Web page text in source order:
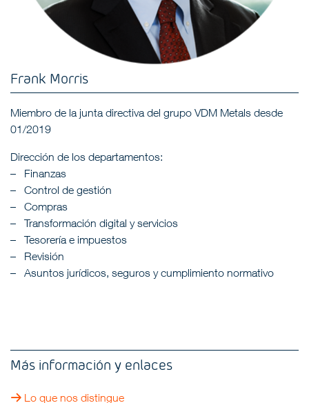
Frank Morris
Miembro de la junta directiva del grupo VDM Metals desde
01/2019
Dirección de los departamentos:
Finanzas
Control de gestión
Compras
Transformación digital y servicios
Tesorería e impuestos
Revisión
Asuntos jurídicos, seguros y cumplimiento normativo
Más información y enlaces
Lo que nos distingue